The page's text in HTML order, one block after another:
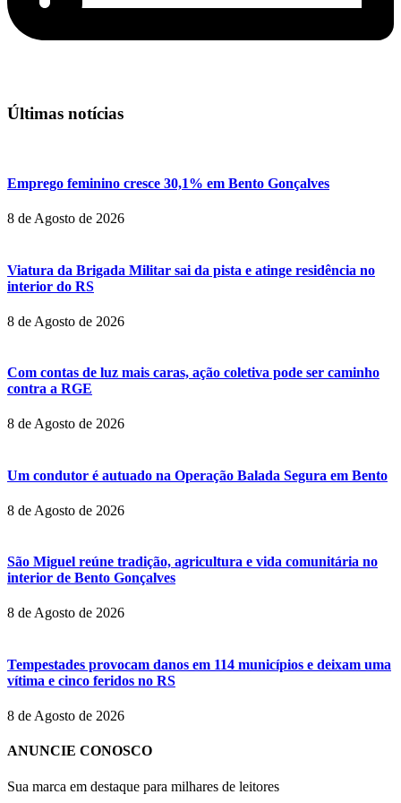
Últimas notícias
Emprego feminino cresce 30,1% em Bento Gonçalves
8 de Agosto de 2026
Viatura da Brigada Militar sai da pista e atinge residência no
interior do RS
8 de Agosto de 2026
Com contas de luz mais caras, ação coletiva pode ser caminho
contra a RGE
8 de Agosto de 2026
Um condutor é autuado na Operação Balada Segura em Bento
8 de Agosto de 2026
São Miguel reúne tradição, agricultura e vida comunitária no
interior de Bento Gonçalves
8 de Agosto de 2026
Tempestades provocam danos em 114 municípios e deixam uma
vítima e cinco feridos no RS
8 de Agosto de 2026
ANUNCIE CONOSCO
Sua marca em destaque para milhares de leitores